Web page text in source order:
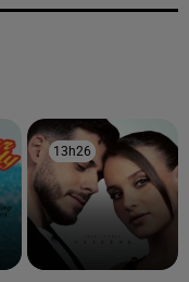
13h26
13h26